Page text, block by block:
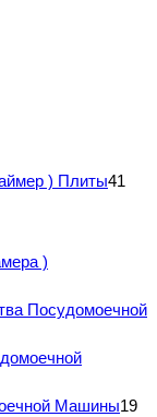
) Плиты41
)
Посудомоечной
Машины19